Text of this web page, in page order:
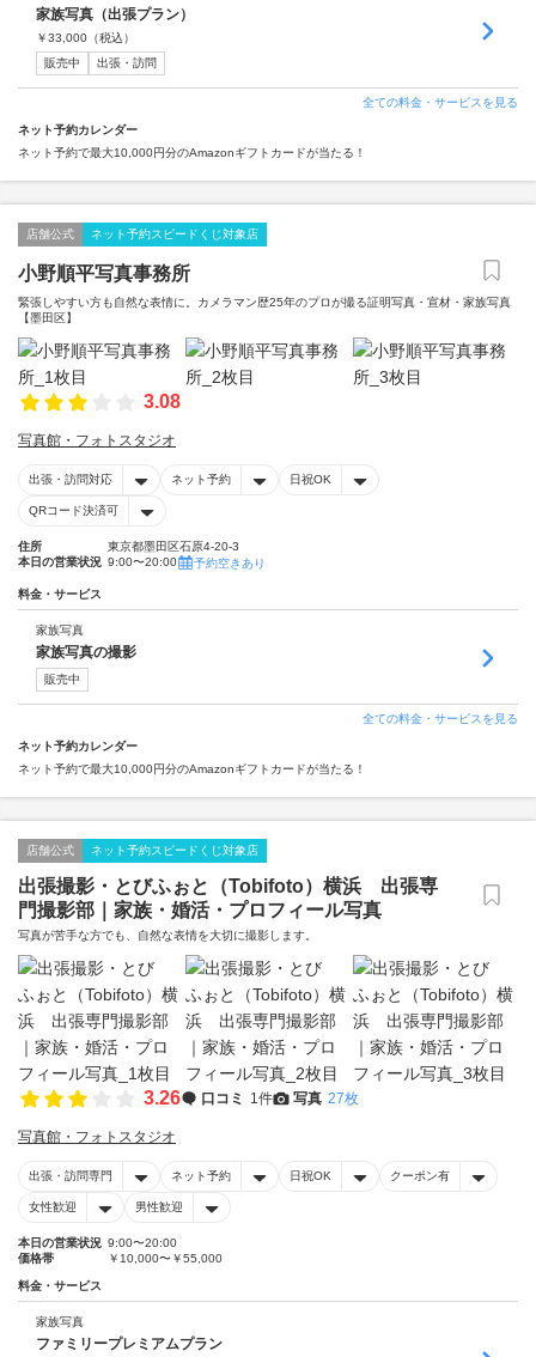
家族写真（出張プラン）
￥33,000 （税込）
販売中
出張・訪問
全ての料金・サービスを見る
ネット予約カレンダー
ネット予約で最大10,000円分のAmazonギフトカードが当たる！
店舗公式 ネット予約スピードくじ対象店
小野順平写真事務所
緊張しやすい方も自然な表情に。カメラマン歴25年のプロが撮る証明写真・宣材・家族写真
【墨田区】
3.08
写真館・フォトスタジオ
出張・訪問対応 ネット予約 日祝OK
QRコード決済可
住所
東京都墨田区石原4-20-3
本日の営業状況 9:00〜20:00 予約空きあり
料金・サービス
家族写真
家族写真の撮影
販売中
全ての料金・サービスを見る
ネット予約カレンダー
ネット予約で最大10,000円分のAmazonギフトカードが当たる！
店舗公式 ネット予約スピードくじ対象店
出張撮影・とびふぉと（Tobifoto）横浜 出張専
門撮影部｜家族・婚活・プロフィール写真
写真が苦手な方でも、自然な表情を大切に撮影します。
3.26 口コミ 1件 写真 27枚
写真館・フォトスタジオ
出張・訪問専門 ネット予約 日祝OK クーポン有
女性歓迎 男性歓迎
本日の営業状況 9:00〜20:00
価格帯
￥10,000〜￥55,000
料金・サービス
家族写真
ファミリープレミアムプラン